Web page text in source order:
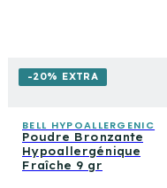
-20% EXTRA
BELL HYPOALLERGENIC
Poudre Bronzante
Hypoallergénique
Fraîche 9 gr